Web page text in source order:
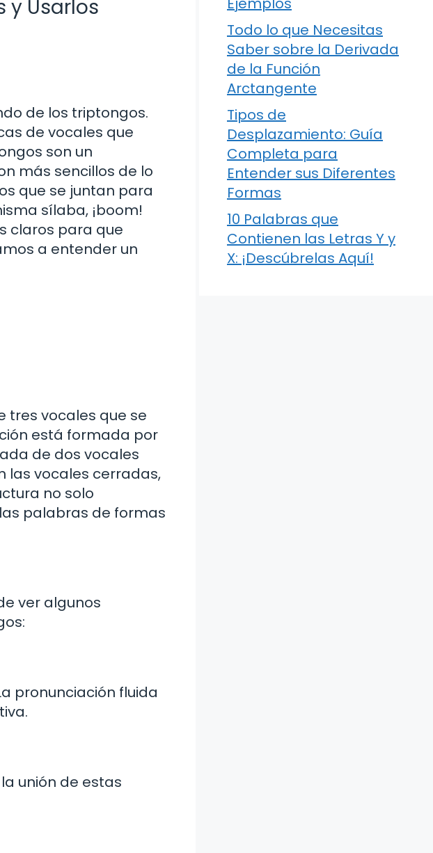
y Usarlos
de los triptongos.
de vocales que
son un
más sencillos de lo
que se juntan para
sílaba, ¡boom!
claros para que
a entender un
tres vocales que se
está formada por
de dos vocales
las vocales cerradas,
no solo
palabras de formas
ver algunos
pronunciación fluida
la unión de estas
Todo lo que Necesitas
Saber sobre la Derivada
de la Función
Arctangente
Tipos de
Desplazamiento: Guía
Completa para
Entender sus Diferentes
Formas
10 Palabras que
Contienen las Letras Y y
X: ¡Descúbrelas Aquí!